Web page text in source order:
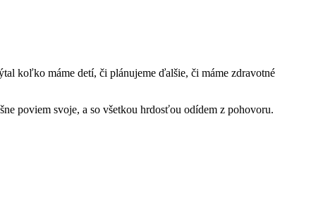
koľko máme detí, či plánujeme ďalšie, či máme zdravotné
poviem svoje, a so všetkou hrdosťou odídem z pohovoru.